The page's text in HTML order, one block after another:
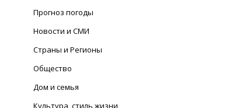
Прогноз погоды
Новости и СМИ
Страны и Регионы
Общество
Дом и семья
Культура, стиль жизни